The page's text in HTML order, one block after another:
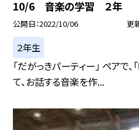
10/6 音楽の学習 ２年
公開日 2022/10/06 更
２年生
「だがっきパーティー」 ペアで、
て、お話する音楽を作...